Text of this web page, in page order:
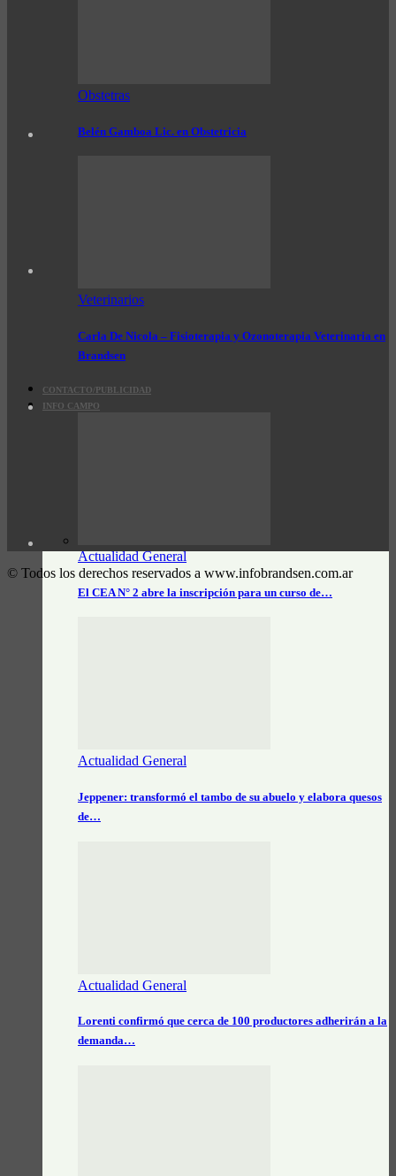
Obstetras
Belén Gamboa Lic. en Obstetricia
Veterinarios
Carla De Nicola – Fisioterapia y Ozonoterapia Veterinaria en
Brandsen
CONTACTO/PUBLICIDAD
INFO CAMPO
Actualidad General
El CEA N° 2 abre la inscripción para un curso de…
Actualidad General
Jeppener: transformó el tambo de su abuelo y elabora quesos
de…
Actualidad General
Lorenti confirmó que cerca de 100 productores adherirán a la
demanda…
© Todos los derechos reservados a www.infobrandsen.com.ar